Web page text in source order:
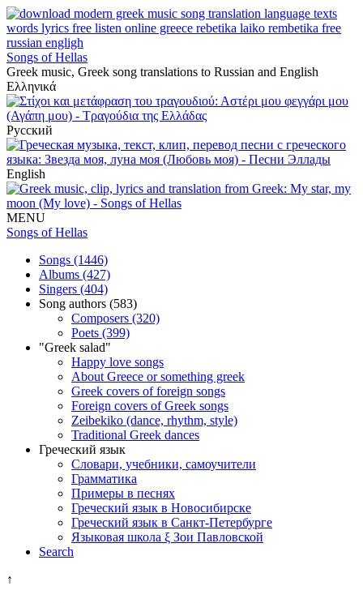
Songs of Hellas
Greek music, Greek song translations to Russian and English
Ελληνικά
Русский
English
MENU
Songs of Hellas
Songs (1446)
Albums (427)
Singers (404)
Song authors (583)
Composers (320)
Poets (399)
"Greek salad"
Happy love songs
About Greece or something greek
Greek covers of foreign songs
Foreign covers of Greek songs
Zeibekiko (dance, rhythm, style)
Traditional Greek dances
Греческий язык
Словари, учебники, самоучители
Грамматика
Примеры в песнях
Греческий язык в Новосибирске
Греческий язык в Санкт-Петербурге
Языковая школа ξ Зои Павловской
Search
↑